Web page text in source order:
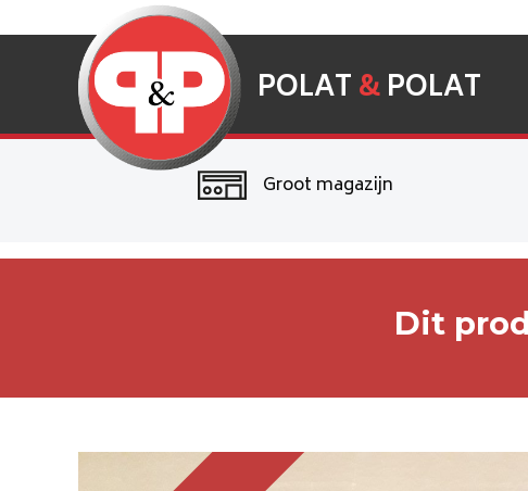
POLAT&POLAT
Groot magazijn
Dit